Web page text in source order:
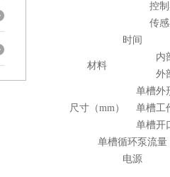
控
传
时间
材料
内
外
尺寸（mm）
单槽外
单槽工
单槽开
单槽循环泵流量
电源